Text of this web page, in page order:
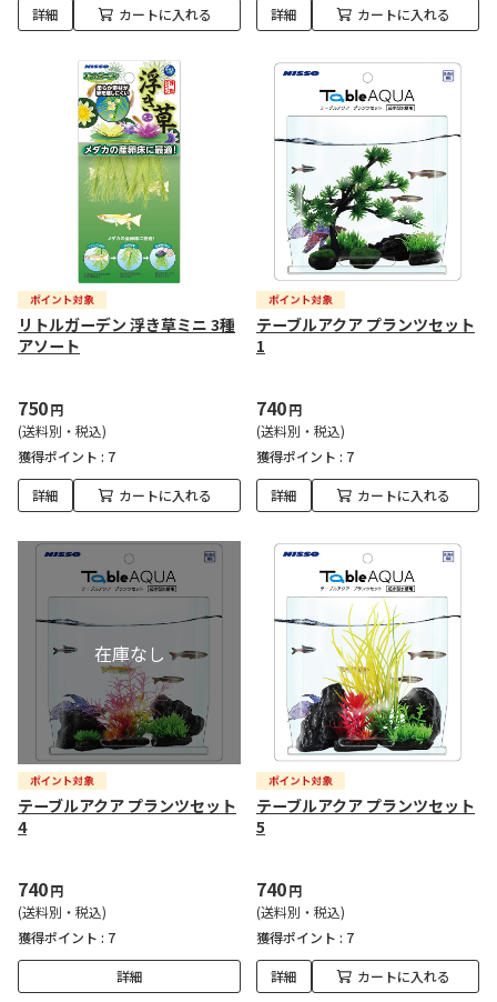
詳細 カートに入れる 詳細 カートに入れる
リトルガーデン 浮き草ミニ 3種
アソート
750円
(送料別・税込)
獲得ポイント : 7
詳細 カートに入れる
テーブルアクア プランツセット
1
740円
(送料別・税込)
獲得ポイント : 7
詳細 カートに入れる
テーブルアクア プランツセット
4
740円
(送料別・税込)
獲得ポイント : 7
詳細
テーブルアクア プランツセット
5
740円
(送料別・税込)
獲得ポイント : 7
詳細 カートに入れる